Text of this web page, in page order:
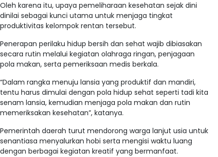
Oleh karena itu, upaya pemeliharaan kesehatan sejak dini
dinilai sebagai kunci utama untuk menjaga tingkat
produktivitas kelompok rentan tersebut.
Penerapan perilaku hidup bersih dan sehat wajib dibiasakan
secara rutin melalui kegiatan olahraga ringan, penjagaan
pola makan, serta pemeriksaan medis berkala.
“Dalam rangka menuju lansia yang produktif dan mandiri,
tentu harus dimulai dengan pola hidup sehat seperti tadi kita
senam lansia, kemudian menjaga pola makan dan rutin
memeriksakan kesehatan”, katanya.
Pemerintah daerah turut mendorong warga lanjut usia untuk
senantiasa menyalurkan hobi serta mengisi waktu luang
dengan berbagai kegiatan kreatif yang bermanfaat.